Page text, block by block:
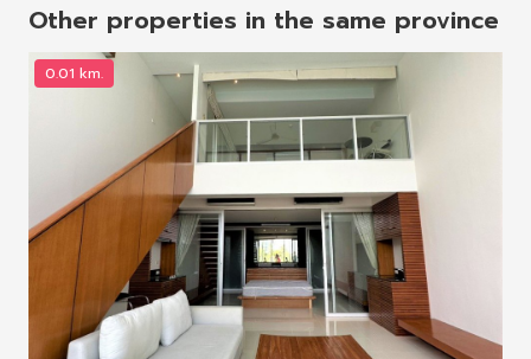
Other properties in the same province
0.01 km.